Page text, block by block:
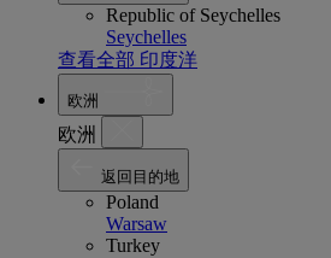
Republic of Seychelles
Seychelles
查看全部 印度洋
欧洲
欧洲
返回目的地
Poland
Warsaw
Turkey